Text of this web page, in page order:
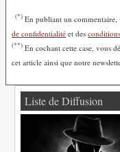
(*) En publiant un commentaire,
de confidentialité et des
(**) En cochant cette case, vous
cet article ainsi que notre
Liste de Diffusion